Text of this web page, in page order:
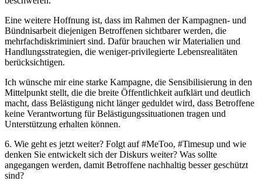
Eine weitere Hoffnung ist, dass im Rahmen der Kampagnen- und
Bündnisarbeit diejenigen Betroffenen sichtbarer werden, die
mehrfachdiskriminiert sind. Dafür brauchen wir Materialien und
Handlungsstrategien, die weniger-privilegierte Lebensrealitäten
berücksichtigen.
Ich wünsche mir eine starke Kampagne, die Sensibilisierung in den
Mittelpunkt stellt, die die breite Öffentlichkeit aufklärt und deutlich
macht, dass Belästigung nicht länger geduldet wird, dass Betroffene
keine Verantwortung für Belästigungssituationen tragen und
Unterstützung erhalten können.
6. Wie geht es jetzt weiter? Folgt auf #MeToo, #Timesup und wie
denken Sie entwickelt sich der Diskurs weiter? Was sollte
angegangen werden, damit Betroffene nachhaltig besser geschützt
sind?